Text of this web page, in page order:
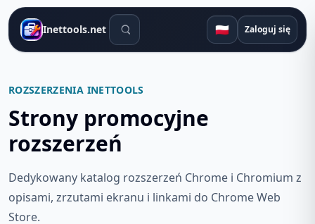
Inettools.net Narzędzia wyszukiwania
🇵🇱 Zaloguj się
ROZSZERZENIA INETTOOLS
Strony promocyjne
rozszerzeń
Dedykowany katalog rozszerzeń Chrome i Chromium z
opisami, zrzutami ekranu i linkami do Chrome Web
Store.